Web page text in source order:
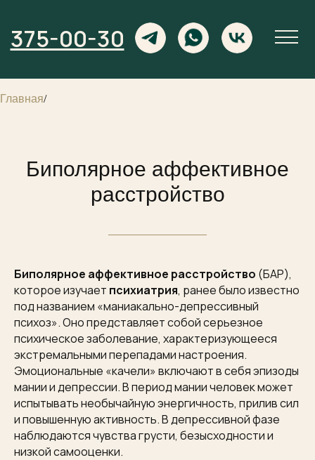
375-00-30
Главная/
Биполярное аффективное
расстройство
Биполярное аффективное расстройство (БАР),
которое изучает психиатрия, ранее было известно
под названием «маниакально-депрессивный
психоз». Оно представляет собой серьезное
психическое заболевание, характеризующееся
экстремальными перепадами настроения.
Эмоциональные «качели» включают в себя эпизоды
мании и депрессии. В период мании человек может
испытывать необычайную энергичность, прилив сил
и повышенную активность. В депрессивной фазе
наблюдаются чувства грусти, безысходности и
низкой самооценки.